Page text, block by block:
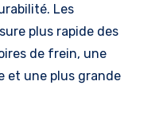
Les
plus rapide des
de frein, une
et une plus grande